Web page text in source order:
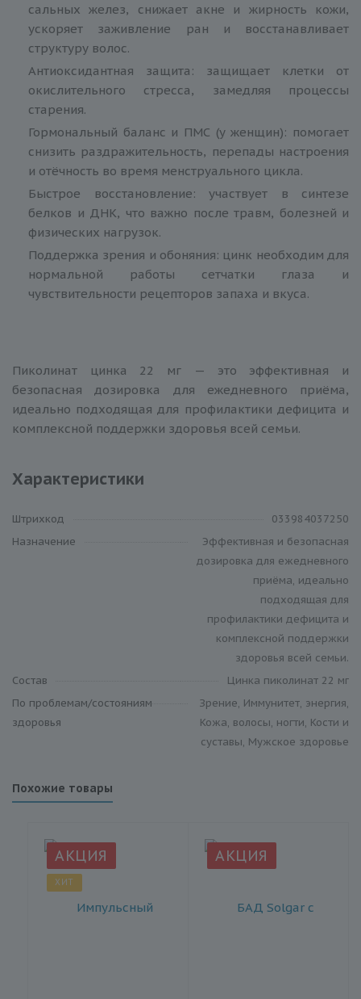
сальных желез, снижает акне и жирность кожи,
ускоряет заживление ран и восстанавливает
структуру волос.
Антиоксидантная защита: защищает клетки от
окислительного стресса, замедляя процессы
старения.
Гормональный баланс и ПМС (у женщин): помогает
снизить раздражительность, перепады настроения
и отёчность во время менструального цикла.
Быстрое восстановление: участвует в синтезе
белков и ДНК, что важно после травм, болезней и
физических нагрузок.
Поддержка зрения и обоняния: цинк необходим для
нормальной работы сетчатки глаза и
чувствительности рецепторов запаха и вкуса.
Пиколинат цинка 22 мг — это эффективная и
безопасная дозировка для ежедневного приёма,
идеально подходящая для профилактики дефицита и
комплексной поддержки здоровья всей семьи.
Характеристики
Штрихкод
033984037250
Назначение
Эффективная и безопасная
дозировка для ежедневного
приёма, идеально
подходящая для
профилактики дефицита и
комплексной поддержки
здоровья всей семьи.
Состав
Цинка пиколинат 22 мг
По проблемам/состояниям
здоровья
Зрение, Иммунитет, энергия,
Кожа, волосы, ногти, Кости и
суставы, Мужское здоровье
Похожие товары
АКЦИЯ
ХИТ
АКЦИЯ